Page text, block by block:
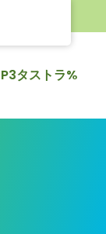
タストラ%